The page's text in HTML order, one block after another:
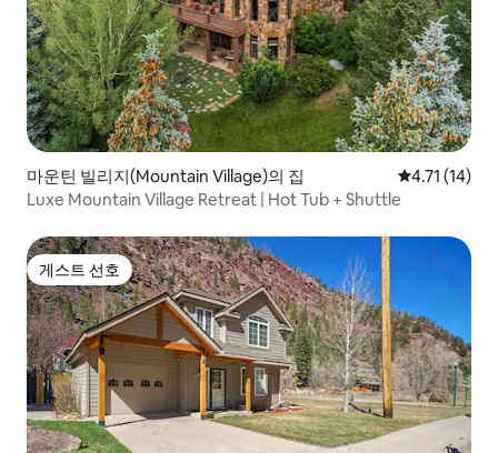
마운틴 빌리지(Mountain Village)의 집 평점 4.71점
4.71 (14)
Luxe Mountain Village Retreat | Hot Tub + Shuttle
게스트 선호
게스트 선호